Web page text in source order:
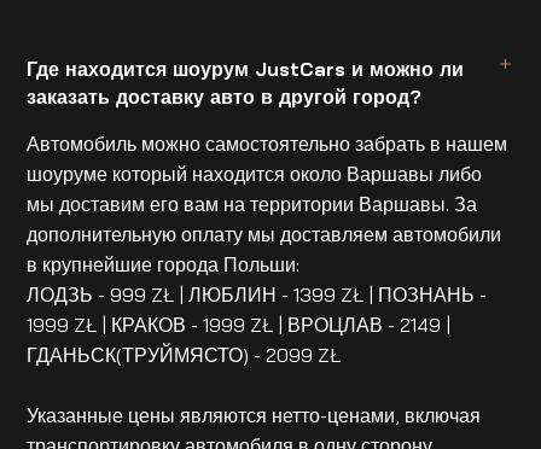
Где находится шоурум JustCars и можно ли
заказать доставку авто в другой город?
Автомобиль можно самостоятельно забрать в нашем
шоуруме который находится около Варшавы либо
мы доставим его вам на территории Варшавы. За
дополнительную оплату мы доставляем автомобили
в крупнейшие города Польши:
ЛОДЗЬ - 999 ZŁ | ЛЮБЛИН - 1399 ZŁ | ПОЗНАНЬ -
1999 ZŁ | КРАКОВ - 1999 ZŁ | ВРОЦЛАВ - 2149 |
ГДАНЬСК(ТРУЙМЯСТО) - 2099 ZŁ
Указанные цены являются нетто-ценами, включая